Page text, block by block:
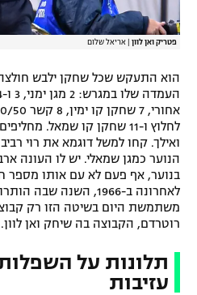
פטריק ואן לוון אריאל שלום
הוא התעקש שכל שחקן ילבש
ואילך. קחו למשל דוגמא את רוי
הנוער כמגן שמאלי. יש לו העונה
בנוער, אף פעם לא עם אותו מספר
לאחרונה ב-1966, השנה
משתמשת היום בשיטה הזו רק
רוטרדם, הקבוצה בה שיחק ואן לוון.
תלונות על
עזיבות